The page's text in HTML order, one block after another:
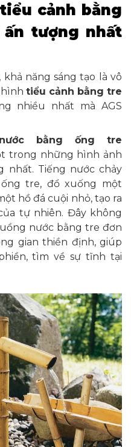
cảnh bằng
tượng nhất
năng sáng tạo là vô
hình tiểu cảnh bằng tre
nhiều nhất mà AGS
bằng ống tre
trong những hình ảnh
nhất. Tiếng nước chảy
tre, đổ xuống một
hồ đá cuội nhỏ, tạo ra
tự nhiên. Đây không
nước bằng tre đơn
gian thiền định, giúp
tìm về sự tĩnh tại